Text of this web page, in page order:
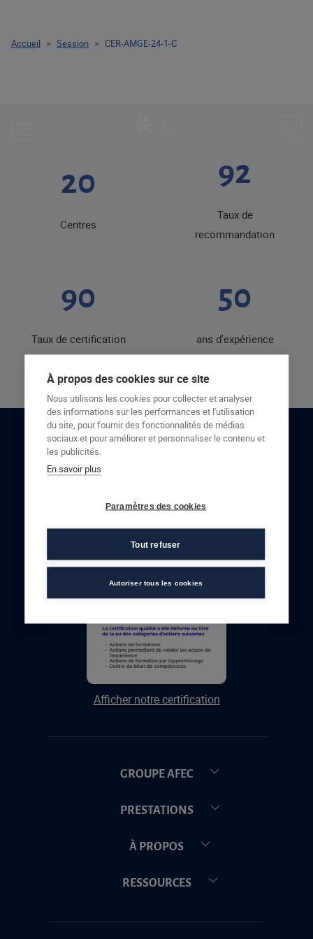
20
Centres
92
Taux de
recommandation
90
Taux de certification
50
ans d'expérience
RESTONS EN CONTACT
Afficher notre certification
GROUPE AFEC
PRESTATIONS
À PROPOS
RESSOURCES
Accueil > Session > CER-AMGE-24-1-C
À propos des cookies sur ce site
Nous utilisons les cookies pour collecter et analyser
des informations sur les performances et l'utilisation
du site, pour fournir des fonctionnalités de médias
sociaux et pour améliorer et personnaliser le contenu et
les publicités.
En savoir plus
Paramètres des cookies
Tout refuser
Autoriser tous les cookies